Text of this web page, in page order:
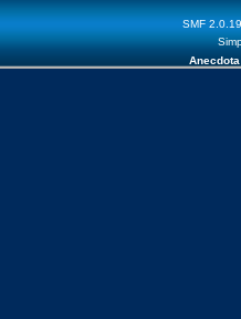
SMF 2.0.19
Anecdota